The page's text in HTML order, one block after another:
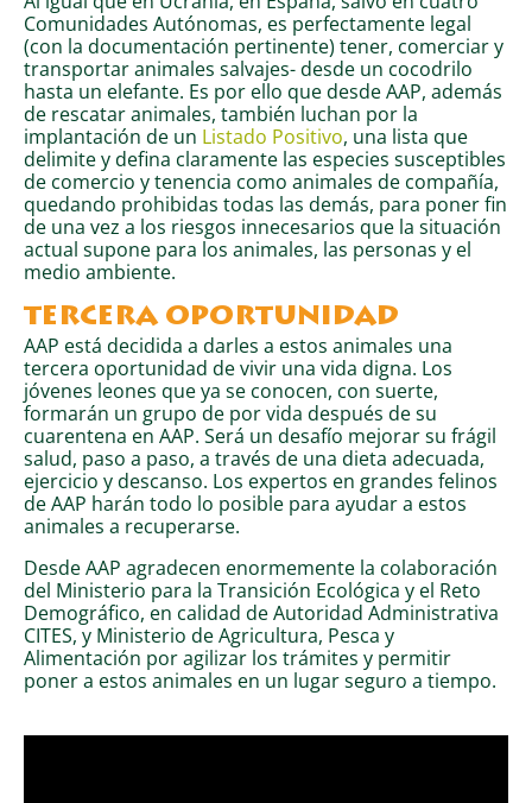
Comunidades Autónomas, es perfectamente legal
(con la documentación pertinente) tener, comerciar y
transportar animales salvajes- desde un cocodrilo
hasta un elefante. Es por ello que desde AAP, además
de rescatar animales, también luchan por la
implantación de un Listado Positivo, una lista que
delimite y defina claramente las especies susceptibles
de comercio y tenencia como animales de compañía,
quedando prohibidas todas las demás, para poner fin
de una vez a los riesgos innecesarios que la situación
actual supone para los animales, las personas y el
medio ambiente.
TERCERA OPORTUNIDAD
AAP está decidida a darles a estos animales una
tercera oportunidad de vivir una vida digna. Los
jóvenes leones que ya se conocen, con suerte,
formarán un grupo de por vida después de su
cuarentena en AAP. Será un desafío mejorar su frágil
salud, paso a paso, a través de una dieta adecuada,
ejercicio y descanso. Los expertos en grandes felinos
de AAP harán todo lo posible para ayudar a estos
animales a recuperarse.
Desde AAP agradecen enormemente la colaboración
del Ministerio para la Transición Ecológica y el Reto
Demográfico, en calidad de Autoridad Administrativa
CITES, y Ministerio de Agricultura, Pesca y
Alimentación por agilizar los trámites y permitir
poner a estos animales en un lugar seguro a tiempo.